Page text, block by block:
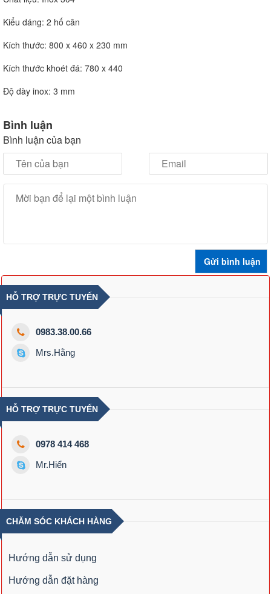
Kiểu dáng: 2 hố cân
Kích thước: 800 x 460 x 230 mm
Kích thước khoét đá: 780 x 440
Độ dày inox: 3 mm
Bình luận
Bình luận của bạn
HỖ TRỢ TRỰC TUYẾN
0983.38.00.66
Mrs.Hằng
HỖ TRỢ TRỰC TUYẾN
0978 414 468
Mr.Hiển
CHĂM SÓC KHÁCH HÀNG
Hướng dẫn sử dụng
Hướng dẫn đặt hàng